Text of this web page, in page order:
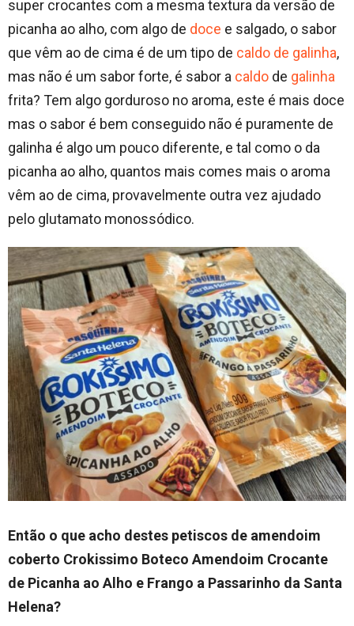
super crocantes com a mesma textura da versão de
picanha ao alho, com algo de doce e salgado, o sabor
que vêm ao de cima é de um tipo de caldo de galinha,
mas não é um sabor forte, é sabor a caldo de galinha
frita? Tem algo gorduroso no aroma, este é mais doce
mas o sabor é bem conseguido não é puramente de
galinha é algo um pouco diferente, e tal como o da
picanha ao alho, quantos mais comes mais o aroma
vêm ao de cima, provavelmente outra vez ajudado
pelo glutamato monossódico.
Então o que acho destes petiscos de amendoim
coberto Crokissimo Boteco Amendoim Crocante
de Picanha ao Alho e Frango a Passarinho da Santa
Helena?